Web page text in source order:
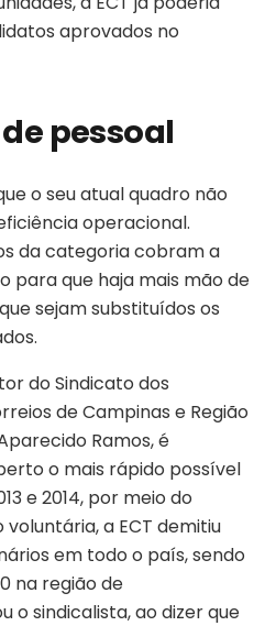
aprovados no
pessoal
o seu atual quadro não
operacional.
da categoria cobram a
para que haja mais mão de
sejam substituídos os
do Sindicato dos
de Campinas e Região
Ramos, é
o mais rápido possível
e 2014, por meio do
a ECT demitiu
em todo o país, sendo
na região de
o sindicalista, ao dizer que